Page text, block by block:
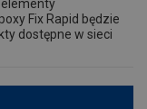
Fix Rapid będzie
dostępne w sieci